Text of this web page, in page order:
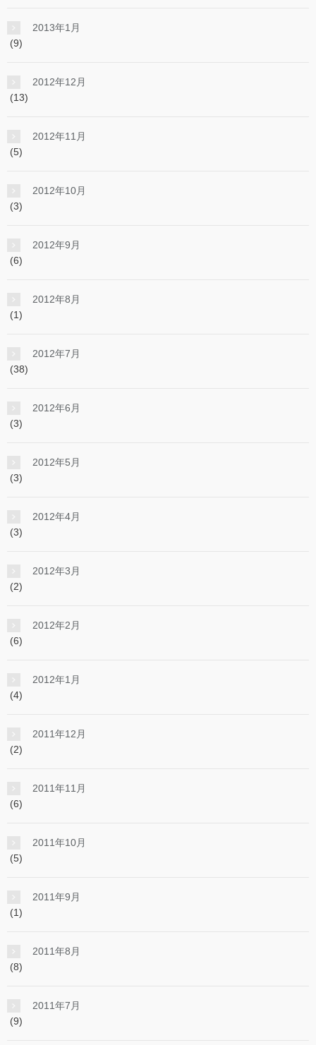
2013年1月
(9)
2012年12月
(13)
2012年11月
(5)
2012年10月
(3)
2012年9月
(6)
2012年8月
(1)
2012年7月
(38)
2012年6月
(3)
2012年5月
(3)
2012年4月
(3)
2012年3月
(2)
2012年2月
(6)
2012年1月
(4)
2011年12月
(2)
2011年11月
(6)
2011年10月
(5)
2011年9月
(1)
2011年8月
(8)
2011年7月
(9)